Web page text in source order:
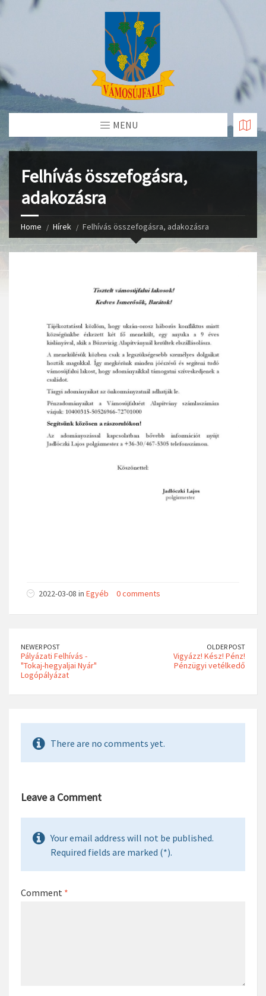
Skip
MENU
Felhívás összefogásra,
adakozásra
Home Hírek Felhívás összefogásra, adakozásra
2022-03-08 in Egyéb 0 comments
NEWER POST
Pályázati Felhívás -
"Tokaj-hegyaljai Nyár"
Logópályázat
OLDER POST
Vigyázz! Kész! Pénz!
Pénzügyi vetélkedő
There are no comments yet.
Leave a Comment
Your email address will not be published.
Required fields are marked (*).
Comment *